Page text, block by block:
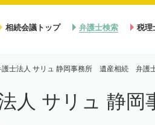
相続会議トップ 弁護士検索 税理
護士法人 サリュ 静岡事務所 遺産相続 弁護
人 サリュ 静岡